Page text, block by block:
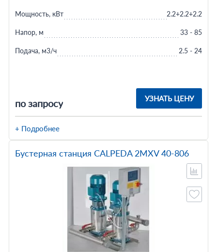
по запросу УЗНАТЬ ЦЕНУ
Мощность, кВт 2.2+2.2+2.2
Напор, м 33 - 85
Подача, м3/ч 2.5 - 24
+ Подробнее
Бустерная станция CALPEDA 2MXV 40-806